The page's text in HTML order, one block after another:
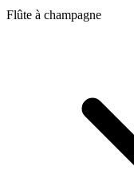
Flûte à champagne